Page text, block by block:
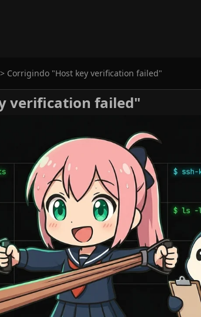
> Corrigindo "Host key verification failed"
verification failed"